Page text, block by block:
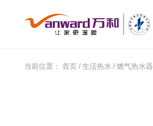
当前位置：首页 /生活热水 /燃气热水器